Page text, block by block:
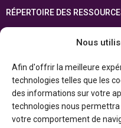
Nous
Afin d'offrir la meilleure
technologies telles que les
des informations sur votre
technologies nous
votre comportement de
RÉPERTOIRE DES
ENGLISH
Cette ressource est réalisée
l’Ontario et du gouvernement du
Patrimoine canadien